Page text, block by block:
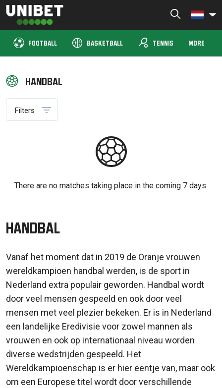
Skip
content
Unibet TV Dutch
Livestream alle sporten en wed LIVE mee
FOOTBALL BASKETBALL sports_tennis TENNIS MORE
Handbal
Filters
There are no matches taking place in the coming 7 days.
Handbal
Vanaf het moment dat in 2019 de Oranje vrouwen
wereldkampioen handbal werden, is de sport in
Nederland extra populair geworden. Handbal wordt
door veel mensen gespeeld en ook door veel
mensen met veel plezier bekeken. Er is in Nederland
een landelijke Eredivisie voor zowel mannen als
vrouwen en ook op internationaal niveau worden
diverse wedstrijden gespeeld. Het
Wereldkampioenschap is er hier eentje van, maar ook
om een Europese titel wordt door verschillende